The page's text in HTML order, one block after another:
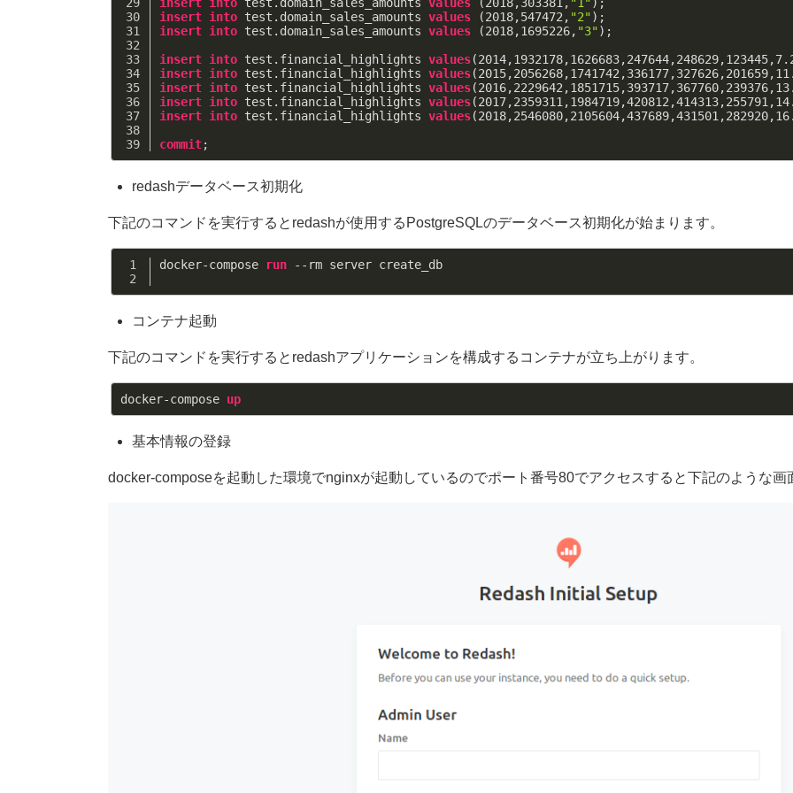
insert into test.domain_sales_amounts values (2018,547472 , "2");
insert into test.domain_sales_amounts values (2018,1695226, "3");
insert into test.financial_highlights values(2014,1932178,1626683,247644,248629,123445,
insert into test.financial_highlights values(2015,2056268,1741742 ,336177,327626,201659,
insert into test.financial_highlights values(2016,2229642 ,1851715,393717,367760,239376,
insert into test.financial_highlights values(2017,2359311 ,1984719,420812 ,414313,255791 ,
insert into test.financial_highlights values(2018,2546080,2105604,437689,431501 ,282920,
commit;
redashデータベース初期化
下記のコマンドを実行するとredashが使用するPostgreSQLのデータベース初期化が始まります。
docker-compose run --rm server create_db
コンテナ起動
下記のコマンドを実行するとredashアプリケーションを構成するコンテナが立ち上がります。
docker-compose up
基本情報の登録
docker-composeを起動した環境でnginxが起動しているのでポート番号80でアクセスすると下記のような画